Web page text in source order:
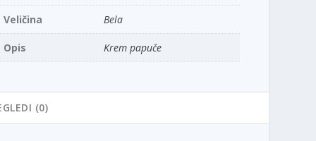
Veličina Bela
Opis Krem papuče
(0)